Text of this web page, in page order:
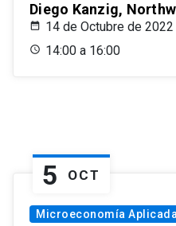
Diego Kanzig,
14 de Octubre de 2022
14:00 a 16:00
5 OCT
Microeconomía Aplicada